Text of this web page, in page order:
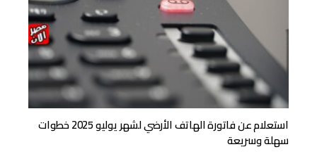
استعلام عن فاتورة الهاتف الأرضي لشهر يوليو 2025 خطوات
سهلة وسريعة